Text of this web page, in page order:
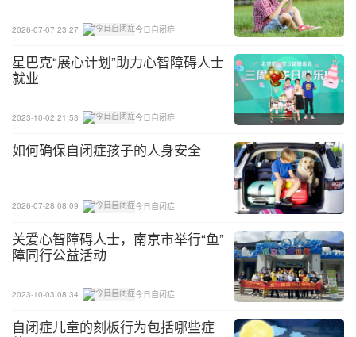
2026-07-07 23:27 今日自闭症
星巴克“展心计划”助力心智障碍人士
就业
2023-10-02 21:53 今日自闭症
如何确保自闭症孩子的人身安全
2026-07-28 08:09 今日自闭症
关爱心智障碍人士，南京市举行“鱼”
障同行公益活动
2023-10-03 08:34 今日自闭症
自闭症儿童的刻板行为包括哪些症